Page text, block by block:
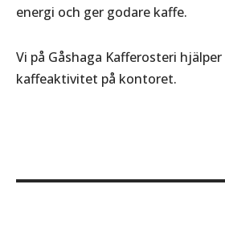
energi och ger godare kaffe.
Vi på Gåshaga Kafferosteri
kaffeaktivitet på kontoret.